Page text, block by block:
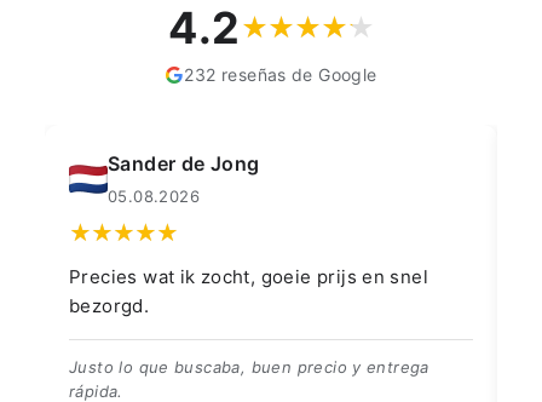
4.2
232 reseñas de Google
Sander de Jong
05.08.2026
Precies wat ik zocht, goeie prijs en snel
bezorgd.
Justo lo que buscaba, buen precio y entrega
rápida.